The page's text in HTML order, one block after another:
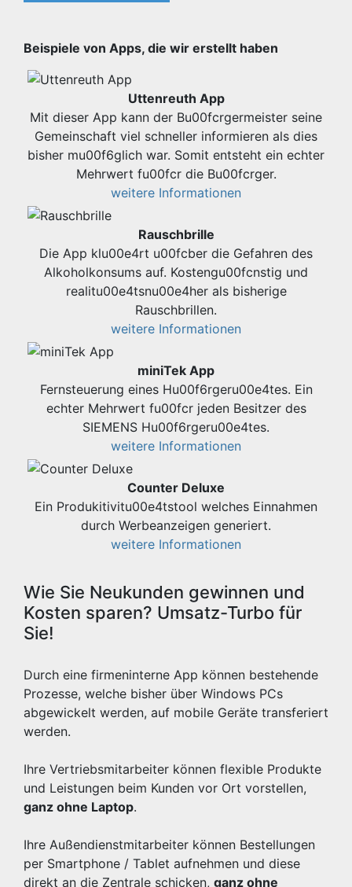
Beispiele von Apps, die wir erstellt haben
Uttenreuth App
Mit dieser App kann der Bu00fcrgermeister seine
Gemeinschaft viel schneller informieren als dies
bisher mu00f6glich war. Somit entsteht ein echter
Mehrwert fu00fcr die Bu00fcrger.
weitere Informationen
Rauschbrille
Die App klu00e4rt u00fcber die Gefahren des
Alkoholkonsums auf. Kostengu00fcnstig und
realitu00e4tsnu00e4her als bisherige
Rauschbrillen.
weitere Informationen
miniTek App
Fernsteuerung eines Hu00f6rgeru00e4tes. Ein
echter Mehrwert fu00fcr jeden Besitzer des
SIEMENS Hu00f6rgeru00e4tes.
weitere Informationen
Counter Deluxe
Ein Produkitivitu00e4tstool welches Einnahmen
durch Werbeanzeigen generiert.
weitere Informationen
Wie Sie Neukunden gewinnen und
Kosten sparen? Umsatz-Turbo für
Sie!
Durch eine firmeninterne App können bestehende
Prozesse, welche bisher über Windows PCs
abgewickelt werden, auf mobile Geräte transferiert
werden.
Ihre Vertriebsmitarbeiter können flexible Produkte
und Leistungen beim Kunden vor Ort vorstellen,
ganz ohne Laptop.
Ihre Außendienstmitarbeiter können Bestellungen
per Smartphone / Tablet aufnehmen und diese
direkt an die Zentrale schicken, ganz ohne